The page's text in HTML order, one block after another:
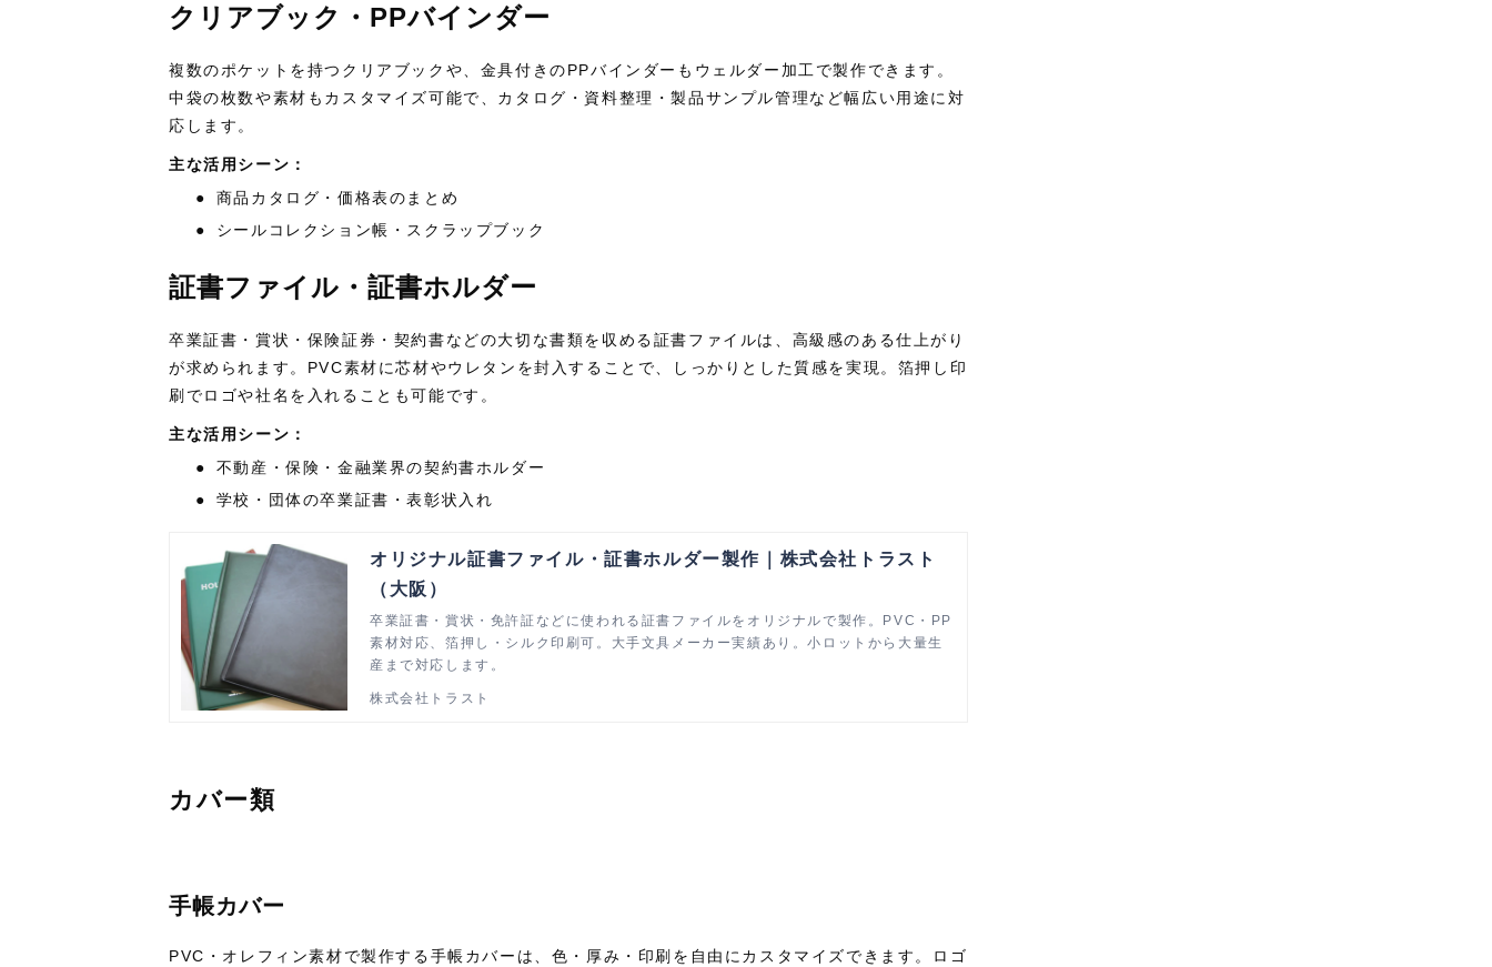
クリアブック・ PPバインダー
複数のポケットを持つクリアブックや、金具付きのPPバインダーもウェルダー加工で製作できます。
中袋の枚数や素材もカスタマイズ可能で、カタログ・資料整理・製品サンプル管理など幅広い用途に対
応します。
主な活用シーン：
●
商品カタログ・価格表のまとめ
●
シールコレクション帳・スクラップブック
証書ファイル・証書ホルダー
卒業証書・賞状・保険証券・契約書などの大切な書類を収める証書ファイルは、高級感のある仕上がり
が求められます。 PVC素材に芯材やウレタンを封入することで、しっかりとした質感を実現。箔押し印
刷でロゴや社名を入れることも可能です。
主な活用シーン：
●
不動産・保険・金融業界の契約書ホルダー
●
学校・団体の卒業証書・表彰状入れ
オリジナル証書ファイル・証書ホルダー製作｜株式会社トラスト
（大阪）
卒業証書・賞状・免許証などに使われる証書ファイルをオリジナルで製作。PVC・PP
素材対応、箔押し・シルク印刷可。大手文具メーカー実績あり。小ロットから大量生
産まで対応します。
株式会社トラスト
カバー類
手帳カバー
PVC ・オレフィン素材で製作する手帳カバーは、色・厚み・印刷を自由にカスタマイズできます。ロゴ